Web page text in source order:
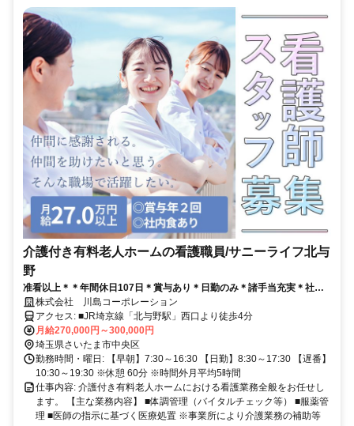
介護付き有料老人ホームの看護職員/サニーライフ北与
野
准看以上＊＊年間休日107日＊賞与あり＊日勤のみ＊諸手当充実＊社内
食あり＊介護大手企業で資格を活かしてキャリアアップしませんか？
株式会社 川島コーポレーション
アクセス: ■JR埼京線「北与野駅」西口より徒歩4分
月給270,000円～300,000円
埼玉県さいたま市中央区
勤務時間・曜日: 【早朝】7:30～16:30 【日勤】8:30～17:30 【遅番】
10:30～19:30 ※休憩 60分 ※時間外月平均5時間
仕事内容: 介護付き有料老人ホームにおける看護業務全般をお任せし
ます。 【主な業務内容】 ■体調管理（バイタルチェック等） ■服薬管
理 ■医師の指示に基づく医療処置 ※事業所により介護業務の補助等